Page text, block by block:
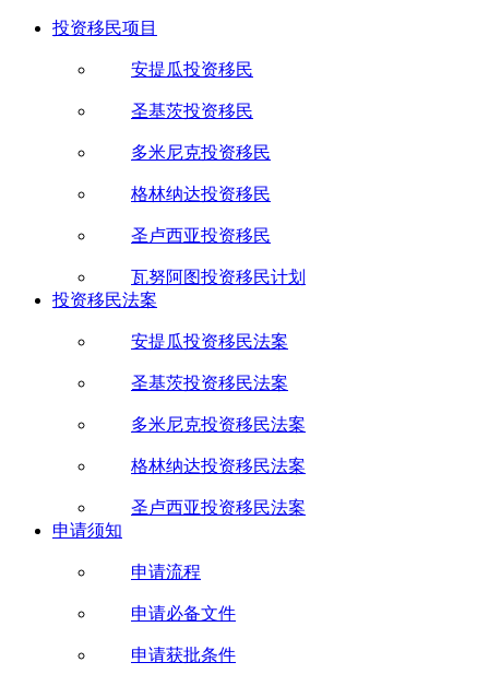
投资移民项目
安提瓜投资移民
圣基茨投资移民
多米尼克投资移民
格林纳达投资移民
圣卢西亚投资移民
瓦努阿图投资移民计划
投资移民法案
安提瓜投资移民法案
圣基茨投资移民法案
多米尼克投资移民法案
格林纳达投资移民法案
圣卢西亚投资移民法案
申请须知
申请流程
申请必备文件
申请获批条件